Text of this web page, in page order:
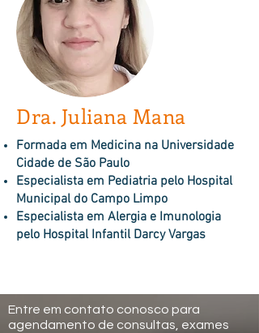
Dra. Juliana Mana
Formada em Medicina na Universidade
Cidade de São Paulo
Especialista em Pediatria pelo Hospital
Municipal do Campo Limpo
Especialista em Alergia e Imunologia
pelo Hospital Infantil Darcy Vargas
Entre em contato conosco para
agendamento de consultas, exames